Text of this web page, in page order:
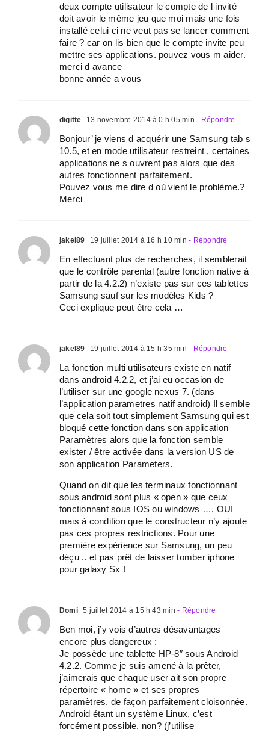
deux compte utilisateur le compte de l invité
doit avoir le même jeu que moi mais une fois
installé celui ci ne veut pas se lancer comment
faire ? car on lis bien que le compte invite peu
mettre ses applications. pouvez vous m aider.
merci d avance
bonne année a vous
digitte 13 novembre 2014 à 0 h 05 min - Répondre
Bonjour’ je viens d acquérir une Samsung tab s
10.5, et en mode utilisateur restreint , certaines
applications ne s ouvrent pas alors que des
autres fonctionnent parfaitement.
Pouvez vous me dire d où vient le problème.?
Merci
jakel89 19 juillet 2014 à 16 h 10 min - Répondre
En effectuant plus de recherches, il semblerait
que le contrôle parental (autre fonction native à
partir de la 4.2.2) n’existe pas sur ces tablettes
Samsung sauf sur les modèles Kids ?
Ceci explique peut être cela …
jakel89 19 juillet 2014 à 15 h 35 min - Répondre
La fonction multi utilisateurs existe en natif
dans android 4.2.2, et j’ai eu occasion de
l’utiliser sur une google nexus 7. (dans
l’application parametres natif android) Il semble
que cela soit tout simplement Samsung qui est
bloqué cette fonction dans son application
Paramètres alors que la fonction semble
exister / être activée dans la version US de
son application Parameters.
Quand on dit que les terminaux fonctionnant
sous android sont plus « open » que ceux
fonctionnant sous IOS ou windows …. OUI
mais à condition que le constructeur n’y ajoute
pas ces propres restrictions. Pour une
première expérience sur Samsung, un peu
déçu .. et pas prêt de laisser tomber iphone
pour galaxy Sx !
Domi 5 juillet 2014 à 15 h 43 min - Répondre
Ben moi, j’y vois d’autres désavantages
encore plus dangereux :
Je possède une tablette HP-8″ sous Android
4.2.2. Comme je suis amené à la prêter,
j’aimerais que chaque user ait son propre
répertoire « home » et ses propres
paramètres, de façon parfaitement cloisonnée.
Android étant un système Linux, c’est
forcément possible, non? (j’utilise